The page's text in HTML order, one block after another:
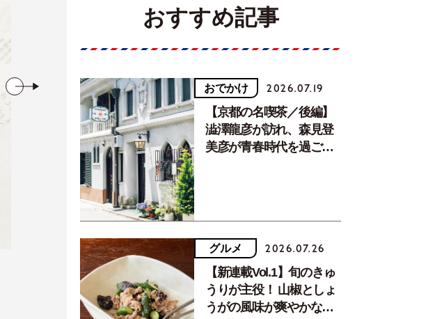
おすすめ記事
おでかけ 2026.07.19
【京都の名喫茶／後編】
澁澤龍彦が訪れ、森見登
美彦が青春時代を過ごし
グルメ 2026.07.26
【新連載Vol.1】旬のきゅ
うりが主役！ 山椒としょ
うがの風味が爽やかな、